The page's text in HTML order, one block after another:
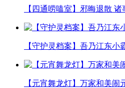
【四通唠嗑室】邪晦退散
【守护灵档案】吾乃江东
【元宵舞龙灯】万家和美闹